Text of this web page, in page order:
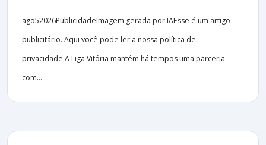
ago52026PublicidadeImagem gerada por IAEsse é um artigo
publicitário. Aqui você pode ler a nossa política de
privacidade.A Liga Vitória mantém há tempos uma parceria
com...